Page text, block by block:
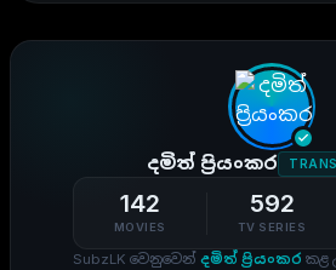
දමිත් ප්‍රියංකර
142
MOVIES
592
TV SERIES
SubzLK වෙනුවෙන් දමිත් ප්‍රියංකර කළ